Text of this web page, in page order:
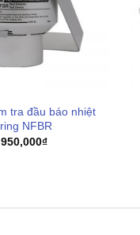
tra đầu báo nhiệt
NFBR
₫